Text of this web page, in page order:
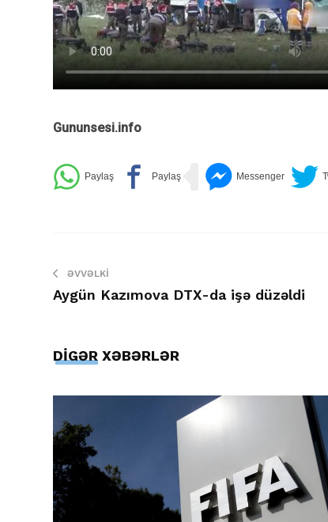
Gununsesi.info
ƏVVƏLKI
Aygün Kazımova DTX-da işə düzəldi
DİGƏR XƏBƏRLƏR